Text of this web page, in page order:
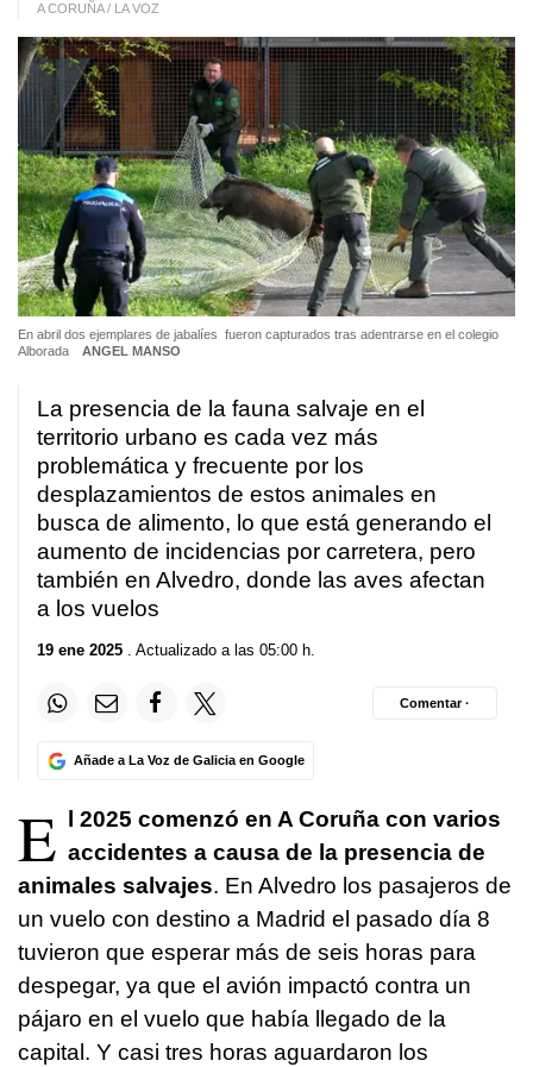
A CORUÑA / LA VOZ
En abril dos ejemplares de jabalíes fueron capturados tras adentrarse en el colegio
Alborada
ANGEL MANSO
La presencia de la fauna salvaje en el
territorio urbano es cada vez más
problemática y frecuente por los
desplazamientos de estos animales en
busca de alimento, lo que está generando el
aumento de incidencias por carretera, pero
también en Alvedro, donde las aves afectan
a los vuelos
19 ene 2025 . Actualizado a las 05:00 h.
Añade a La Voz de Galicia en Google
Comentar ·
E
l 2025 comenzó en A Coruña con varios
accidentes a causa de la presencia de
animales salvajes. En Alvedro los pasajeros de
un vuelo con destino a Madrid el pasado día 8
tuvieron que esperar más de seis horas para
despegar, ya que el avión impactó contra un
pájaro en el vuelo que había llegado de la
capital. Y casi tres horas aguardaron los